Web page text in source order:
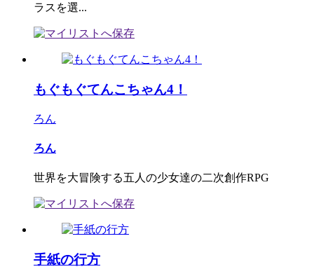
ラスを選...
もぐもぐてんこちゃん4！
ろん
ろん
世界を大冒険する五人の少女達の二次創作RPG
手紙の行方